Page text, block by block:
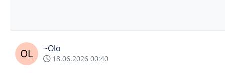
~Olo
18.06.2026 00:40